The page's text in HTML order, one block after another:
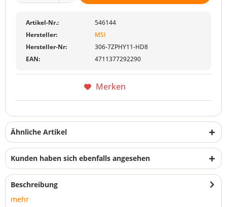
Artikel-Nr.:
546144
Hersteller:
MSI
Hersteller-Nr:
306-7ZPHY11-HD8
EAN:
4711377292290
Merken
Ähnliche Artikel
Kunden haben sich ebenfalls angesehen
Beschreibung
mehr